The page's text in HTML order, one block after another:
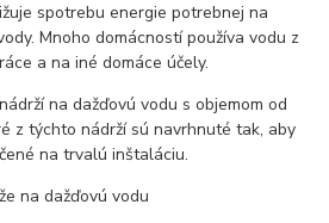
spotrebu energie potrebnej na
Mnoho domácností používa vodu z
a na iné domáce účely.
na dažďovú vodu s objemom od
z týchto nádrží sú navrhnuté tak, aby
na trvalú inštaláciu.
na dažďovú vodu